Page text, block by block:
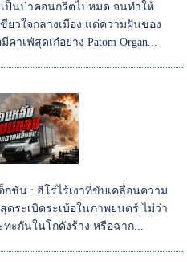
ป็นป่าคอนกรีตไปหมด จนทำให้
วใจกลางเมือง แต่ความฝันของ
าเฟ่สุดเก๋อย่าง Patom Organ...
กชัน : ฮีโร่ไร้เงาที่ขับเคลื่อนความ
ดระเบิดระเบ้อในภาพยนตร์ ไม่ว่า
ะกันในโกดังร้าง หรือฉาก...